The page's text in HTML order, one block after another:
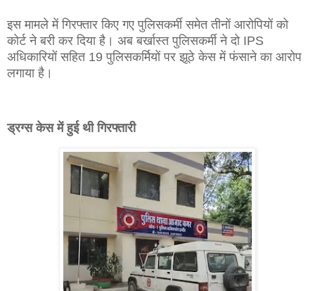
इस मामले में गिरफ्तार किए गए पुलिसकर्मी समेत तीनों आरोपियों को
कोर्ट ने बरी कर दिया है। अब बर्खास्त पुलिसकर्मी ने दो IPS
अधिकारियों सहित 19 पुलिसकर्मियों पर झूठे केस में फंसाने का आरोप
लगाया है।
ड्रग्स केस में हुई थी गिरफ्तारी